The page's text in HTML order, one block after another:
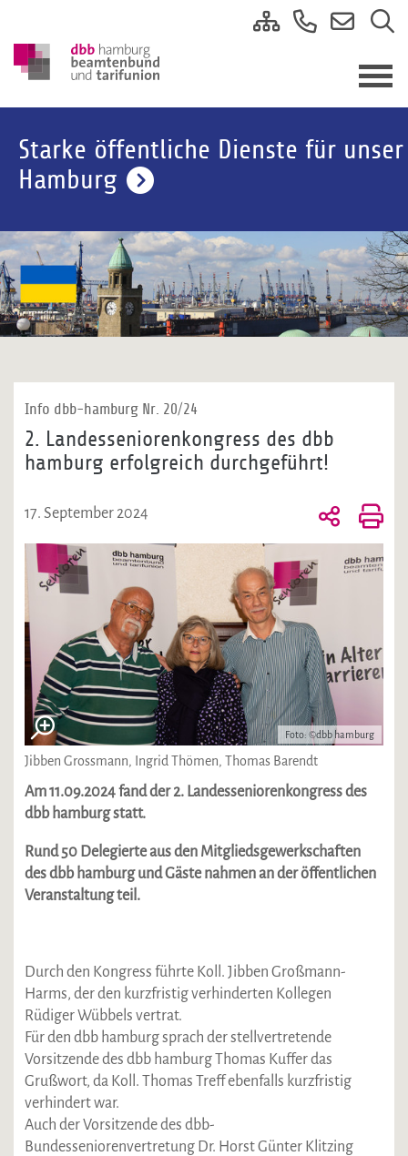
Starke öffentliche Dienste für unser
Hamburg
Info dbb-hamburg Nr. 20/24
2. Landesseniorenkongress des dbb
hamburg erfolgreich durchgeführt!
17. September 2024
Foto: ©dbb hamburg
Jibben Grossmann, Ingrid Thömen, Thomas Barendt
Am 11.09.2024 fand der 2. Landesseniorenkongress des
dbb hamburg statt.
Rund 50 Delegierte aus den Mitgliedsgewerkschaften
des dbb hamburg und Gäste nahmen an der öffentlichen
Veranstaltung teil.
Durch den Kongress führte Koll. Jibben Großmann-
Harms, der den kurzfristig verhinderten Kollegen
Rüdiger Wübbels vertrat.
Für den dbb hamburg sprach der stellvertretende
Vorsitzende des dbb hamburg Thomas Kuffer das
Grußwort, da Koll. Thomas Treff ebenfalls kurzfristig
verhindert war.
Auch der Vorsitzende des dbb-
Bundesseniorenvertretung Dr. Horst Günter Klitzing